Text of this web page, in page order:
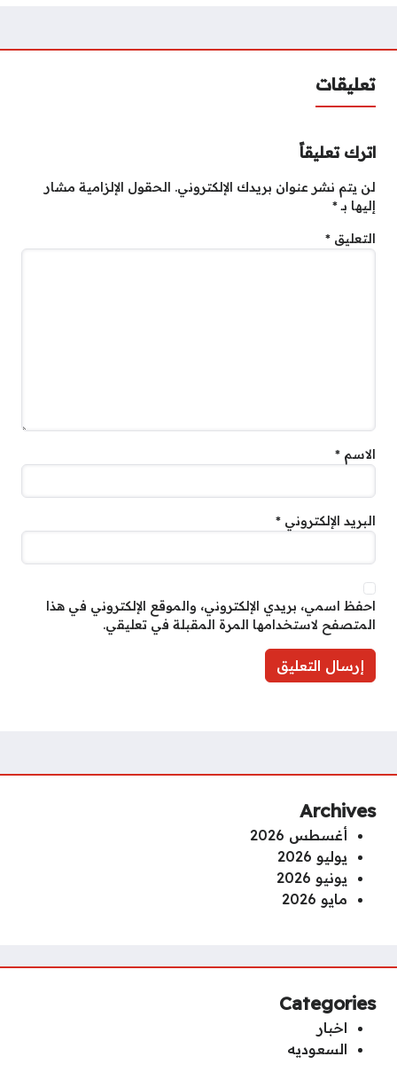
تعليقات
اترك تعليقاً
لن يتم نشر عنوان بريدك الإلكتروني. الحقول الإلزامية مشار
إليها بـ*
التعليق *
الاسم *
البريد الإلكتروني *
احفظ اسمي، بريدي الإلكتروني، والموقع الإلكتروني في هذا
المتصفح لاستخدامها المرة المقبلة في تعليقي.
Archives
أغسطس 2026
يوليو 2026
يونيو 2026
مايو 2026
Categories
اخبار
السعوديه